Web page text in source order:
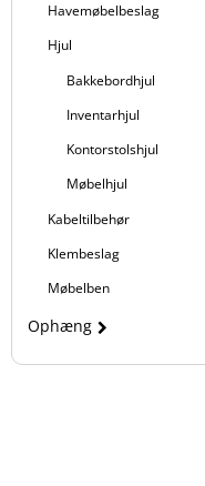
Havemøbelbeslag
Hjul
Bakkebordhjul
Inventarhjul
Kontorstolshjul
Møbelhjul
Kabeltilbehør
Klembeslag
Møbelben
Ophæng